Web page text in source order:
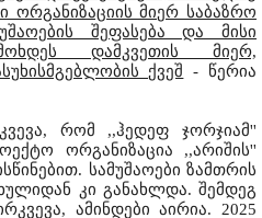
ორგანიზაციის მიერ საბაზრო
შეფასება და მისი
დამკვეთის მიერ,
ქვეშ - წერია
რომ ,,ჰედეფ ჯორჯიამ''
ორგანიზაცია ,,არიშის''
სამუშაოები ზამთრის
კი განახლდა. შემდეგ
ამინდები აირია. 2025